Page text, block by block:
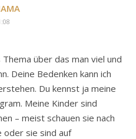
über das man viel und
Deine Bedenken kann ich
Du kennst ja meine
Meine Kinder sind
– meist schauen sie nach
oder sie sind auf